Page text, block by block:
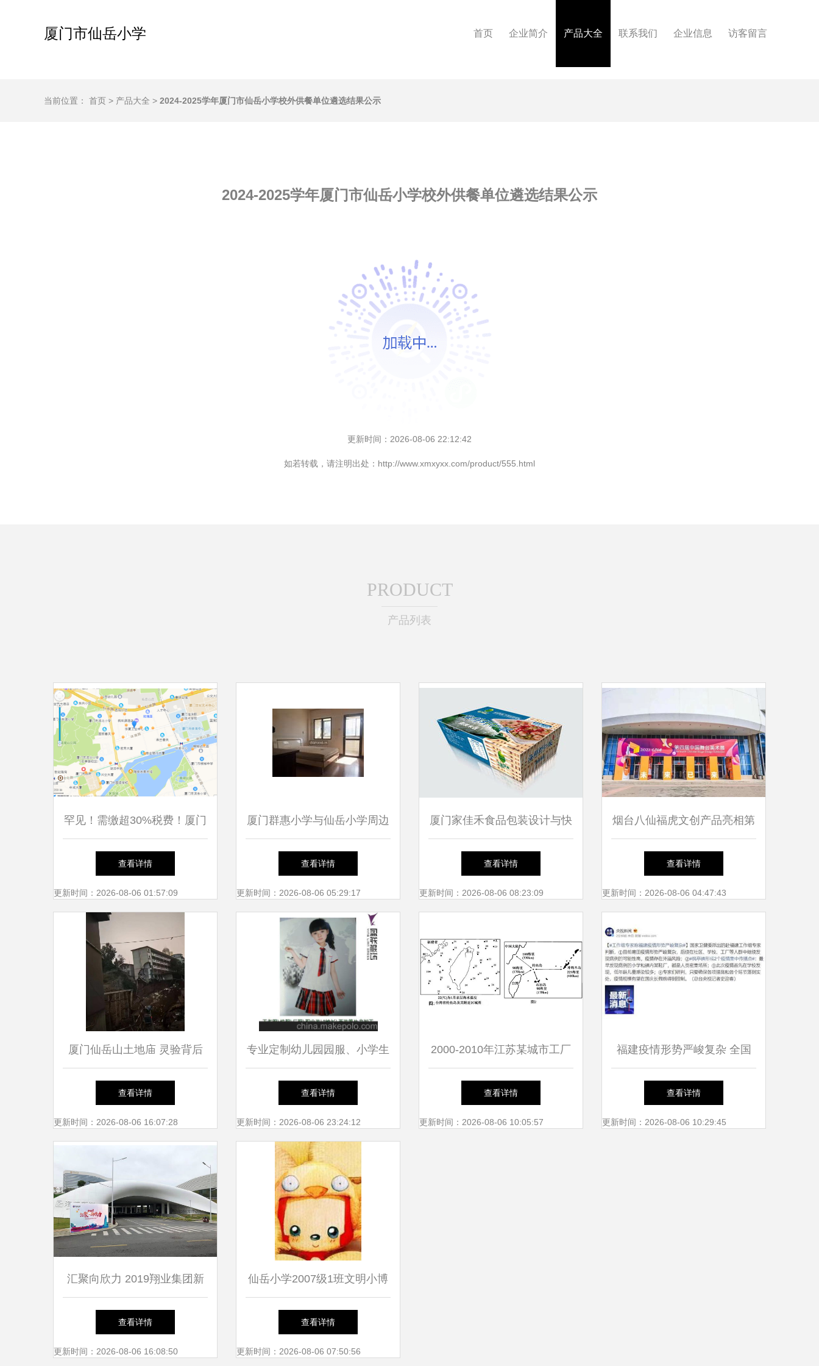
厦门市仙岳小学 首页 企业简介 产品大全 联系我们 企业信息 访客留言
当前位置： 首页 > 产品大全 > 2024-2025学年厦门市仙岳小学校外供餐单位遴选结果公示
2024-2025学年厦门市仙岳小学校外供餐单位遴选结果公示
更新时间：2026-08-06 22:12:42
如若转载，请注明出处：http://www.xmxyxx.com/product/555.html
PRODUCT
产品列表
罕见！需缴超30%税费！厦门
某开发商预售新房被法拍，能
捡漏吗？
查看详情
更新时间：2026-08-06 01:57:09
厦门群惠小学与仙岳小学周边
租房指南
查看详情
更新时间：2026-08-06 05:29:17
厦门家佳禾食品包装设计与快
消品营销策划的创新融合
查看详情
更新时间：2026-08-06 08:23:09
烟台八仙福虎文创产品亮相第
四届中国舞台美术展，厦门市
仙岳小学参与互动
查看详情
更新时间：2026-08-06 04:47:43
厦门仙岳山土地庙 灵验背后
的香火与祈愿
查看详情
更新时间：2026-08-06 16:07:28
专业定制幼儿园园服、小学生
校服与表演服装——厦门盈联
服饰，服务厦门市仙岳小学
查看详情
更新时间：2026-08-06 23:24:12
2000-2010年江苏某城市工厂
数量空间变化分析
查看详情
更新时间：2026-08-06 10:05:57
福建疫情形势严峻复杂 全国
新增49例，厦门仙岳小学受关
注
查看详情
更新时间：2026-08-06 10:29:45
汇聚向欣力 2019翔业集团新
春欢乐夜厦门主会场玩转攻略
查看详情
更新时间：2026-08-06 16:08:50
仙岳小学2007级1班文明小博
客风采展
查看详情
更新时间：2026-08-06 07:50:56